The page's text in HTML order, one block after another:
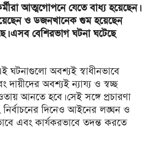
আত্মগোপনে যেতে বাধ্য হয়েছেন।
ও ডজনখানেক গুম হয়েছেন
এসব বেশিরভাগ ঘটনা ঘটেছে
ঘটনাগুলো অবশ্যই স্বাধীনভাবে
অবশ্যই ন্যায্য ও স্বচ্ছ
আনতে হবে। সেই সঙ্গে প্রচারণা
দিনেও আইনের লঙ্ঘন ও
এবং কার্যকরভাবে তদন্ত করতে